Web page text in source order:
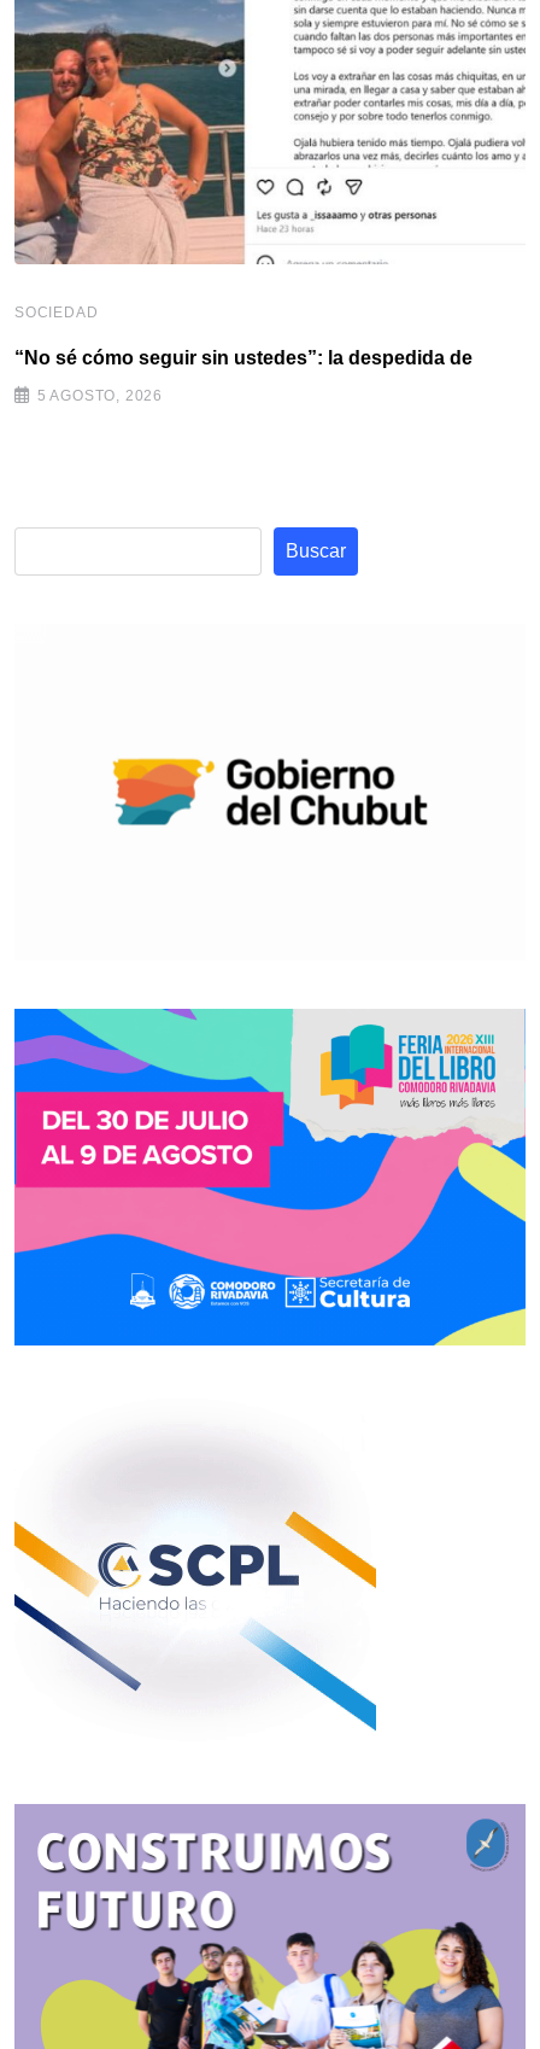
SOCIEDAD
“No sé cómo seguir sin ustedes”: la despedida de
5 AGOSTO, 2026
Buscar